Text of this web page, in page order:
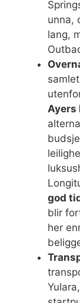
unna,
lang,
Ayers
god
blir
her